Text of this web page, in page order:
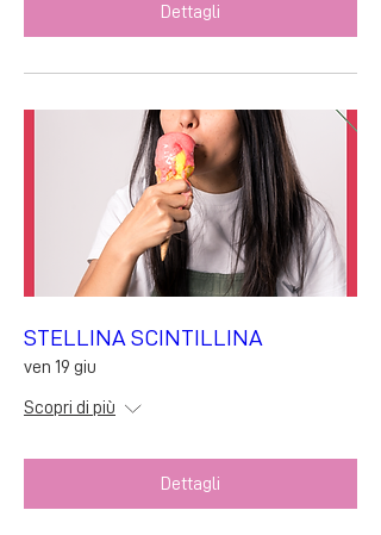
Dettagli
STELLINA SCINTILLINA
ven 19 giu
Scopri di più
Dettagli